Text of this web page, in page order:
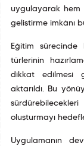
uygulayarak
geliştirme imkânı
Eğitim sürecinde
türlerinin
dikkat edilmesi
aktarıldı. Bu
oluşturmayı
Uygulamanın